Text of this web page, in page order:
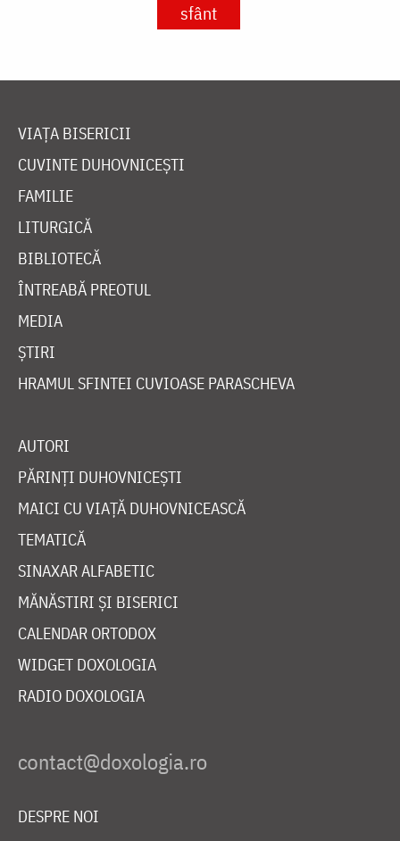
sfânt
VIAȚA BISERICII
CUVINTE DUHOVNICEȘTI
FAMILIE
LITURGICĂ
BIBLIOTECĂ
ÎNTREABĂ PREOTUL
MEDIA
ȘTIRI
HRAMUL SFINTEI CUVIOASE PARASCHEVA
AUTORI
PĂRINȚI DUHOVNICEȘTI
MAICI CU VIAȚĂ DUHOVNICEASCĂ
TEMATICĂ
SINAXAR ALFABETIC
MĂNĂSTIRI ȘI BISERICI
CALENDAR ORTODOX
WIDGET DOXOLOGIA
RADIO DOXOLOGIA
DESPRE NOI